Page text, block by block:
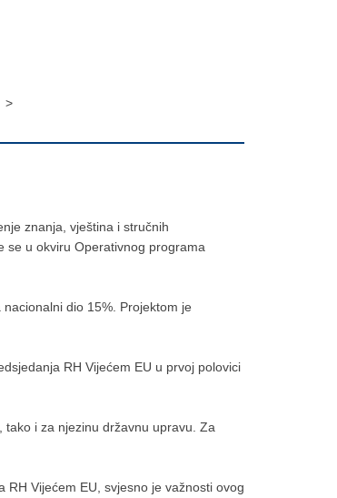
>
znanja, vještina i stručnih
se u okviru Operativnog programa
dio 15%. Projektom je
RH Vijećem EU u prvoj polovici
i za njezinu državnu upravu. Za
Vijećem EU, svjesno je važnosti ovog